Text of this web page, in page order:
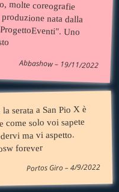
Abbashow – 19/11/2022
serata a San Pio X è
come solo voi sapete
ma vi aspetto.
forever
Portos Giro – 4/9/2022